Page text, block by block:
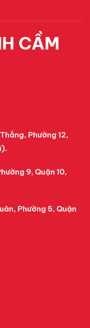
CẦM
Phường 12,
9, Quận 10,
Phường 5, Quận